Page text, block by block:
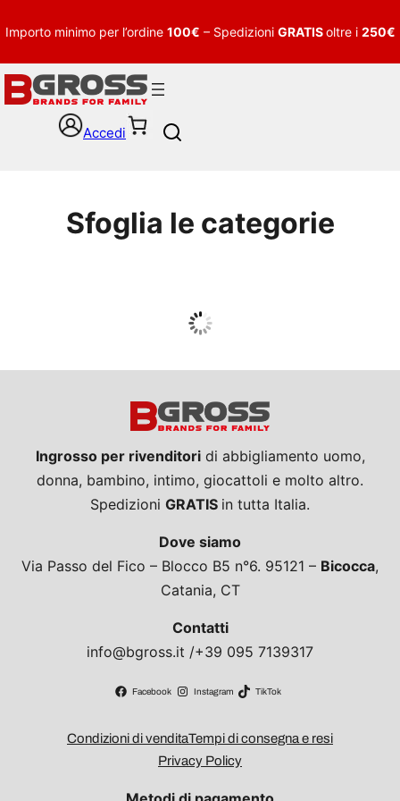
Importo minimo per l’ordine 100€ – Spedizioni GRATISoltre i 250€
Accedi
h
Sfoglia le categorie
Guarda tutto
Ingrosso per rivenditoridi abbigliamento uomo,
donna, bambino, intimo, giocattoli e molto altro.
Spedizioni GRATIS in tutta Italia.
Dove siamo
Via Passo del Fico – Blocco B5 n°6. 95121 – Bicocca,
Catania, CT
Contatti
info@bgross.it /+39 095 7139317
Facebook Instagram TikTok
Condizioni di venditaTempi di consegna e resi
Privacy Policy